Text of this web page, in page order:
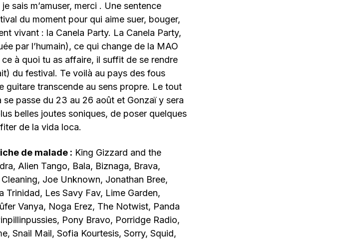
sais m’amuser, merci . Une sentence
du moment pour qui aime suer, bouger,
vivant : la Canela Party. La Canela Party,
par l’humain), ce qui change de la MAO
à quoi tu as affaire, il suffit de se rendre
du festival. Te voilà au pays des fous
guitare transcende au sens propre. Le tout
passe du 23 au 26 août et Gonzaï y sera
belles joutes soniques, de poser quelques
de la vida loca.
de malade : King Gizzard and the
Alien Tango, Bala, Biznaga, Brava,
Joe Unknown, Jonathan Bree,
Trinidad, Les Savy Fav, Lime Garden,
Vanya, Noga Erez, The Notwist, Panda
Pony Bravo, Porridge Radio,
Snail Mail, Sofia Kourtesis, Sorry, Squid,